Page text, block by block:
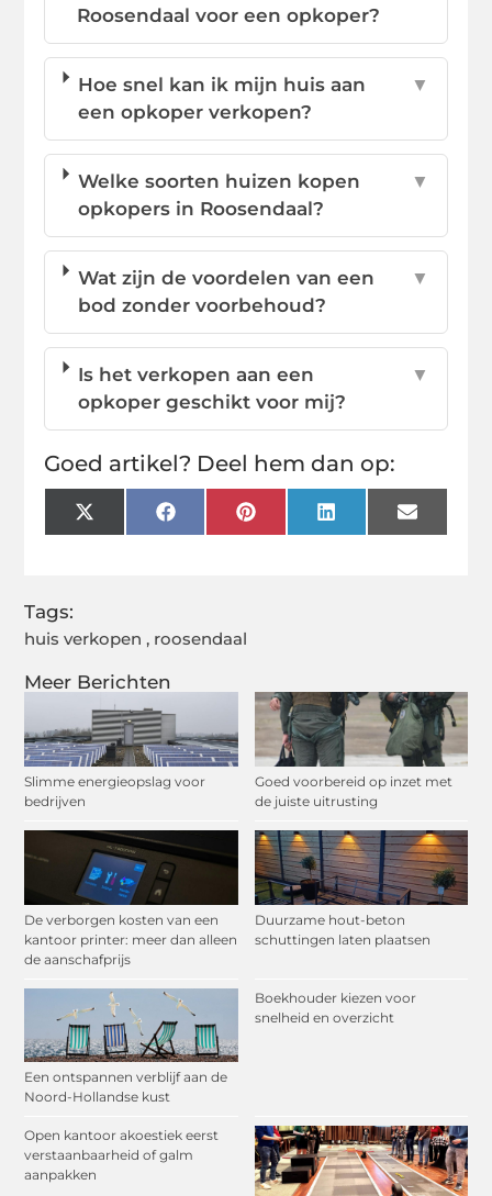
Meer Berichten
Slimme energieopslag voor
bedrijven
Goed voorbereid op inzet met
de juiste uitrusting
De verborgen kosten van een
kantoor printer: meer dan alleen
de aanschafprijs
Duurzame hout-beton
schuttingen laten plaatsen
Een ontspannen verblijf aan de
Noord-Hollandse kust
Boekhouder kiezen voor
snelheid en overzicht
Open kantoor akoestiek eerst
verstaanbaarheid of galm
aanpakken
Roosendaal voor een opkoper?
Hoe snel kan ik mijn huis aan
een opkoper verkopen?
▼
Welke soorten huizen kopen
opkopers in Roosendaal?
▼
Wat zijn de voordelen van een
bod zonder voorbehoud?
▼
Is het verkopen aan een
opkoper geschikt voor mij?
▼
Goed artikel? Deel hem dan op:
X
(Twitter)
FacebookPinterestLinkedInEmail
Tags:
huis verkopen , roosendaal